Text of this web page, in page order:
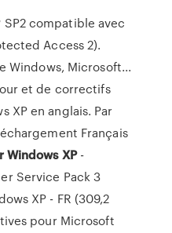
SP2 compatible avec
Access 2).
Windows, Microsoft...
et de correctifs
XP en anglais. Par
Français
Windows XP-
Service Pack 3
XP - FR (309,2
pour Microsoft